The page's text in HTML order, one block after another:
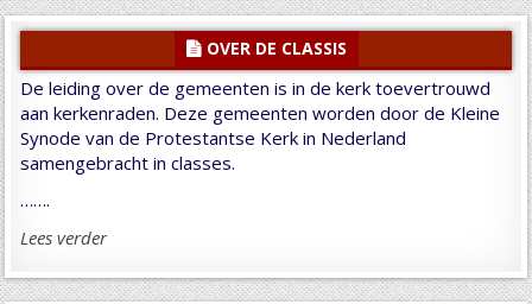
OVER DE CLASSIS
De leiding over de gemeenten is in de kerk toevertrouwd
aan kerkenraden. Deze gemeenten worden door de Kleine
Synode van de Protestantse Kerk in Nederland
samengebracht in classes.
…….
Lees verder